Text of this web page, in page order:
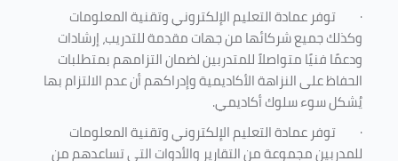
· توفر عمادة التعليم الإلكتروني وتقنية المعلومات
وكذلك جميع شركائها من جهات مقدمة للتدريب، إرشادات
ودعمًا فنيًا متواصلاً للمتدربين لضمان التزامهم بمتطلبات
الحفاظ على النزاهة الأكاديمية وإدراكهم أن عدم الالتزام بها
يُشكل سوء سلوك أكاديمي.
· توفر عمادة التعليم الإلكتروني وتقنية المعلومات
للمدربين مجموعة من التقارير والأدوات التي تساعدهم من